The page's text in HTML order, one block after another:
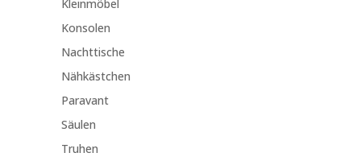
Kleinmöbel
Konsolen
Nachttische
Nähkästchen
Paravant
Säulen
Truhen